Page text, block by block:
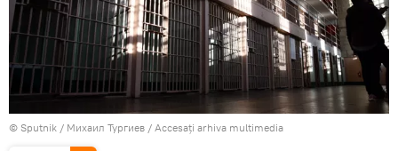
© Sputnik / Михаил Тургиев / Accesați arhiva multimedia